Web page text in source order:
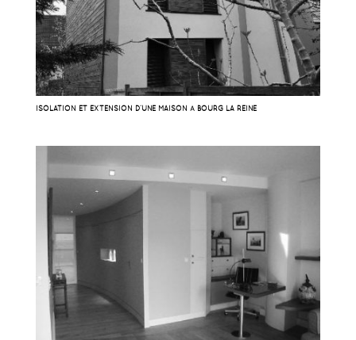
ISOLATION ET EXTENSION D’UNE MAISON À BOURG LA REINE